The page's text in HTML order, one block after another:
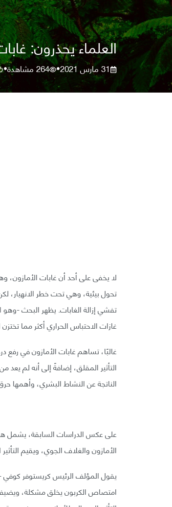
العلماء يحذرون:
31 مارس 2021 •
264مشاهدة•
لا يخفى على أحد أن غابات
تحول بيئية، وهي تحت خطر الانهيار،
تفشي إزالة الغابات. يظهر البحث -وهو
غازات الاحتباس الحراري أكثر مما
غالبًا، تساهم غابات الأمازون في رفع
التأثير المقلق، إضافةً إلى أنه لم يعد
الناتجة عن النشاط البشري، وأهمها
على عكس الدراسات السابقة، يشمل
الأمازون والغلاف الجوي، ويقيم
يقول المؤلف الرئيس كريستوفر كوفي
امتصاص الكربون يخلق مشكلة، ويضيف: